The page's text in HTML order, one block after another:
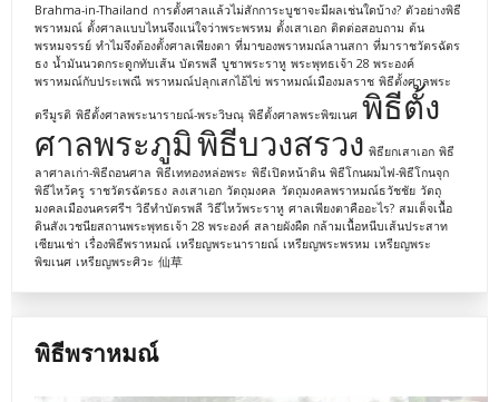
Brahma-in-Thailand การตั้งศาลแล้วไม่สักการะบูชาจะมีผลเช่นใดบ้าง? ตัวอย่างพิธี
พราหมณ์ ตั้งศาลแบบไหนจึงแน่ใจว่าพระพรหม ตั้งเสาเอก ติดต่อสอบถาม ต้น
พรหมจรรย์ ทำไมจึงต้องตั้งศาลเพียงตา ที่มาของพราหมณ์ลานสกา ที่มาราชวัตรฉัตร
ธง น้ำมันนวดกระดูกทับเส้น บัตรพลี บูชาพระราหู พระพุทธเจ้า 28 พระองค์
พราหมณ์กับประเพณี พราหมณ์ปลุกเสกไอ้ไข่ พราหมณ์เมืองมลราช พิธีตั้งศาลพระ
ตรีมูรติ พิธีตั้งศาลพระนารายณ์-พระวิษณุ พิธีตั้งศาลพระพิฆเนศ พิธีตั้ง
ศาลพระภูมิพิธีบวงสรวง พิธียกเสาเอก พิธี
ลาศาลเก่า-พิธีถอนศาล พิธีเททองหล่อพระ พิธีเปิดหน้าดิน พิธีโกนผมไฟ-พิธีโกนจุก
พิธีไหว้ครู ราชวัตรฉัตรธง ลงเสาเอก วัตถุมงคล วัตถุมงคลพราหมณ์ธวัชชัย วัตถุ
มงคลเมืองนครศรีฯ วิธีทำบัตรพลี วิธีไหว้พระราหู ศาลเพียงตาคืออะไร? สมเด็จเนื้อ
ดินสังเวชนียสถานพระพุทธเจ้า 28 พระองค์ สลายผังผืด กล้ามเนื้อหนีบเส้นประสาท
เซียนเช่า เรื่องพิธีพราหมณ์ เหรียญพระนารายณ์ เหรียญพระพรหม เหรียญพระ
พิฆเนศ เหรียญพระศิวะ 仙草
พิธีพราหมณ์